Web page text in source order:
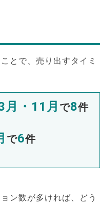
とで、売り出すタイミ
月・11月 で8件
で6件
ン数が多ければ、どう